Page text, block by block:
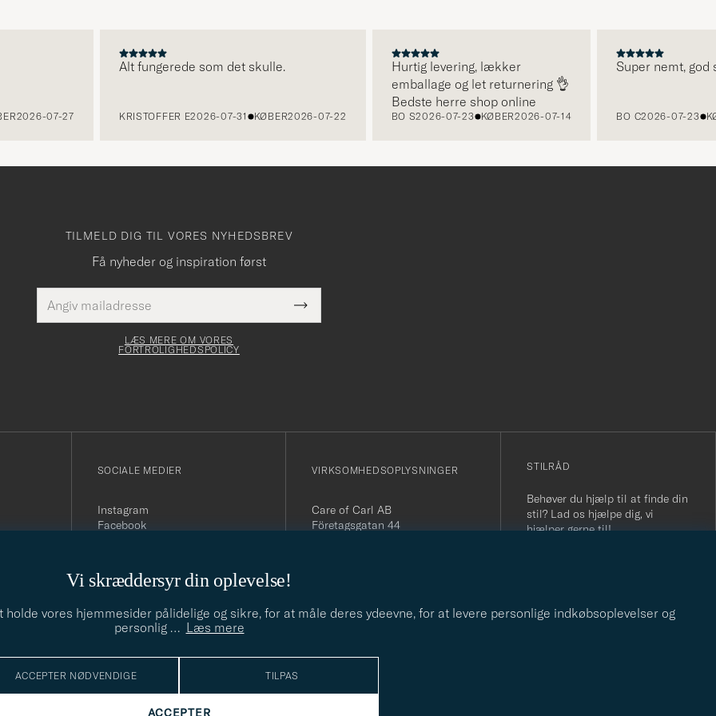
2026-07-27
Alt fungerede som det skulle.
KRISTOFFER E 2026-07-31 KØBER2026-07-22
Hurtig levering, lækker
emballage og let returnering 👌
Bedste herre shop online
BO S 2026-07-23 KØBER2026-07-14
Super nemt, god
BO C 2026-07-23
Vi skræddersyr din oplevelse!
vores hjemmesider pålidelige og sikre, for at måle deres ydeevne, for at levere personlige indkøbsoplevelser og
personlig … Læs mere
ACCEPTER NØDVENDIGE TILPAS
ACCEPTER
TILMELD DIG TIL VORES NYHEDSBREV
Få nyheder og inspiration først
mailadresse
Dette
felt skal
Submit
Newsletter
LÆS MERE OM VORES
FORTROLIGHEDSPOLICY
SOCIALE MEDIER
Instagram
Facebook
VIRKSOMHEDSOPLYSNINGER
Care of Carl AB
Företagsgatan 44
E-mail:info@careofcarl.dk
STILRÅD
Behøver du hjælp til at finde din
stil? Lad os hjælpe dig, vi
hjælper gerne til!